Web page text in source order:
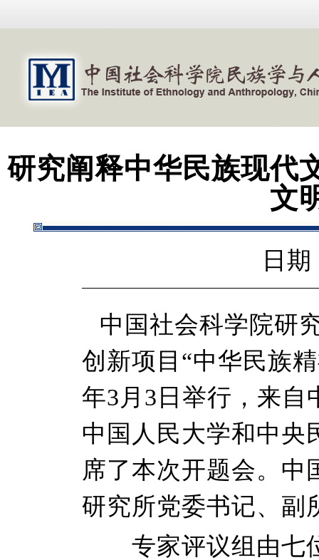
研究阐释中华民族现代
文
日
中国社会科学院研
创新项目“中华民族
年3月3日举行，来自
中国人民大学和中央
席了本次开题会。中
研究所党委书记、副
专家评议组由七